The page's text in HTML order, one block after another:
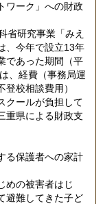
ワーク」への財政
省研究事業「みえ
、今年で設立13年
であった期間（平
、経費（事務局運
校相談費用）
クールが負担して
重県による財政支
る保護者への家計
めの被害者はじ
避難してきた子ど